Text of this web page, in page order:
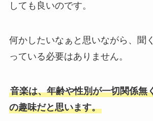
しても良いのです。
何かしたいなぁと思いながら、聞
っている必要はありません。
音楽は、年齢や性別が一切関係無
の趣味だと思います。